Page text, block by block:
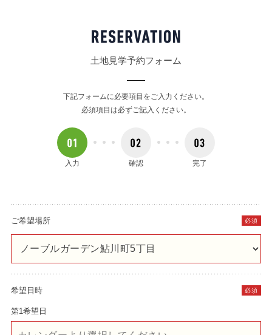
土地見学予約フォーム
下記フォームに必要項目をご入力ください。
必須項目は必ずご記入ください。
入力 確認 完了
ご希望場所 必須
希望日時 必須
第1希望日